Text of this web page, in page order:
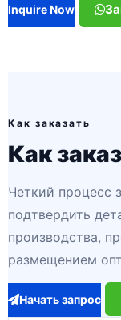
Inquire Now
Как заказать
Как
Четкий процесс
подтвердить
производства,
размещением
Начать запрос